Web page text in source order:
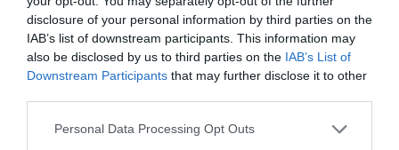
disclosure of your personal information by third parties on the
IAB’s list of downstream participants. This information may
also be disclosed by us to third parties on the IAB’s List of
Downstream Participants that may further disclose it to other
Please note that this website/app uses one or more Google
Personal Data Processing Opt Outs
címe
Vissza a jövőbecím ma már fogalom, ám a stúdió
eredetileg másként képzelte el a dolgot. Az egyik
vezető a „Space Man From Pluto” – vagyis „Űrlény a
logikátlan és zavaró. Szerencsére